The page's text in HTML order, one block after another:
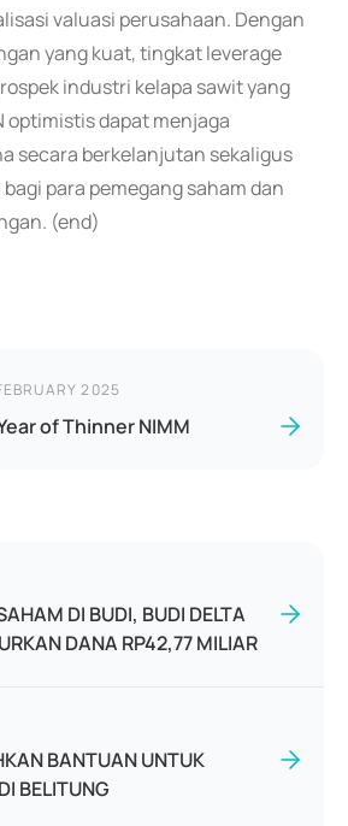
valuasi perusahaan. Dengan
yang kuat, tingkat leverage
industri kelapa sawit yang
optimistis dapat menjaga
secara berkelanjutan sekaligus
para pemegang saham dan
(end)
2025
of Thinner NIMM
DI BUDI, BUDI DELTA
DANA RP42,77 MILIAR
BANTUAN UNTUK
BELITUNG